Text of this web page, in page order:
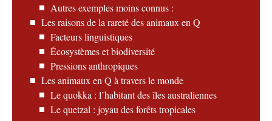
Autres exemples moins connus :
Les raisons de la rareté des animaux en Q
Facteurs linguistiques
Écosystèmes et biodiversité
Pressions anthropiques
Les animaux en Q à travers le monde
Le quokka : l’habitant des îles australiennes
Le quetzal : joyau des forêts tropicales